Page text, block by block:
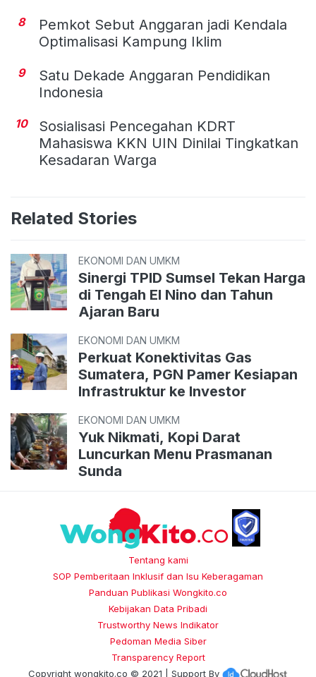
8
Pemkot Sebut Anggaran jadi Kendala
Optimalisasi Kampung Iklim
9
Satu Dekade Anggaran Pendidikan
Indonesia
10
Sosialisasi Pencegahan KDRT
Mahasiswa KKN UIN Dinilai Tingkatkan
Kesadaran Warga
Related Stories
EKONOMI DAN UMKM
Sinergi TPID Sumsel Tekan Harga
di Tengah El Nino dan Tahun
Ajaran Baru
EKONOMI DAN UMKM
Perkuat Konektivitas Gas
Sumatera, PGN Pamer Kesiapan
Infrastruktur ke Investor
EKONOMI DAN UMKM
Yuk Nikmati, Kopi Darat
Luncurkan Menu Prasmanan
Sunda
Tentang kami
SOP Pemberitaan Inklusif dan Isu Keberagaman
Panduan Publikasi Wongkito.co
Kebijakan Data Pribadi
Trustworthy News Indikator
Pedoman Media Siber
Transparency Report
Copyright wongkito.co © 2021 | Support By